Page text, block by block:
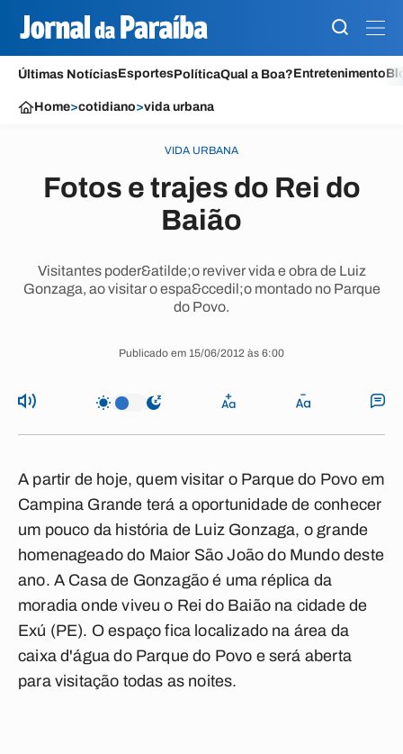
Últimas NotíciasEsportesPolíticaQual a Boa?Entretenimento
Home>cotidiano>vida urbana
VIDA URBANA
Fotos e trajes do Rei do
Baião
Visitantes poder&atilde;o reviver vida e obra de Luiz
Gonzaga, ao visitar o espa&ccedil;o montado no Parque
do Povo.
Publicado em 15/06/2012 às 6:00
A partir de hoje, quem visitar o Parque do Povo em
Campina Grande terá a oportunidade de conhecer
um pouco da história de Luiz Gonzaga, o grande
homenageado do Maior São João do Mundo deste
ano. A Casa de Gonzagão é uma réplica da
moradia onde viveu o Rei do Baião na cidade de
Exú (PE). O espaço fica localizado na área da
caixa d'água do Parque do Povo e será aberta
para visitação todas as noites.